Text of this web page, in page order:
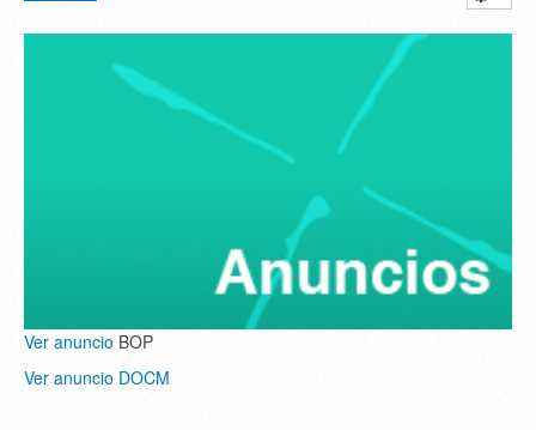
Ver anuncio BOP
Ver anuncio DOCM